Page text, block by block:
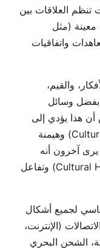
تنظم العلاقات بين
معينة (مثل
واتفاقيات
والقيم،
بفضل وسائل
أن هذا يؤدي إلى
“تجانس ثقافي” (Cultural Homogenization) وهيمنة
يرى آخرون أنه
يؤدي إلى “مزج ثقافي” (Cultural Hybridization) وتفاعل
لجميع أشكال
(الإنترنت،
الشحن البحري